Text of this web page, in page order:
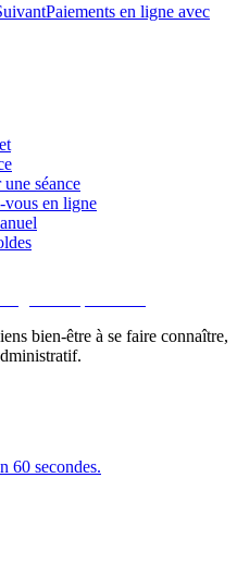
Paiements en ligne avec
séance
vous en ligne
bien-être à se faire connaître,
60 secondes.